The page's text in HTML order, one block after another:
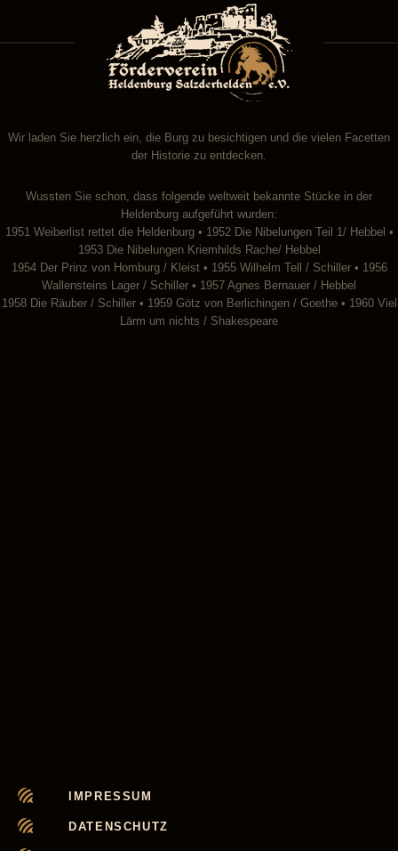
Wir laden Sie herzlich ein, die Burg zu besichtigen und die vielen Facetten
der Historie zu entdecken.
Wussten Sie schon, dass folgende weltweit bekannte Stücke in der
Heldenburg aufgeführt wurden:
1951 Weiberlist rettet die Heldenburg • 1952 Die Nibelungen Teil 1/ Hebbel •
1953 Die Nibelungen Kriemhilds Rache/ Hebbel
1954 Der Prinz von Homburg / Kleist • 1955 Wilhelm Tell / Schiller • 1956
Wallensteins Lager / Schiller • 1957 Agnes Bernauer / Hebbel
1958 Die Räuber / Schiller • 1959 Götz von Berlichingen / Goethe • 1960 Viel
Lärm um nichts / Shakespeare
IMPRESSUM
DATENSCHUTZ